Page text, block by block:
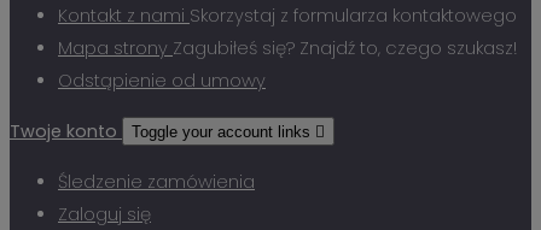
Kontakt z nami Skorzystaj z formularza kontaktowego
Mapa strony Zagubiłeś się? Znajdź to, czego szukasz!
Odstąpienie od umowy
Twoje konto Toggle your account links 
Śledzenie zamówienia
Zaloguj się